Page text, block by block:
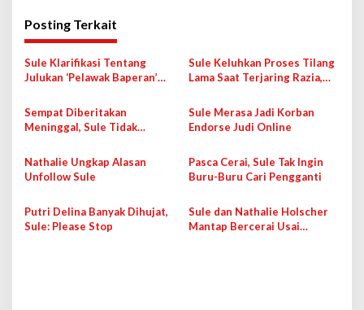
i
g
a
s
i
p
o
s
Posting Terkait
Sule Klarifikasi Tentang
Julukan ‘Pelawak Baperan’
Citranya
Sule Keluhkan Proses Tilang
Lama Saat Terjaring Razia,
Prosedur
Sempat Diberitakan
Meninggal, Sule Tidak
Penyebar Hoaks
Sule Merasa Jadi Korban
Endorse Judi Online
Nathalie Ungkap Alasan
Unfollow Sule
Pasca Cerai, Sule Tak Ingin
Buru-Buru Cari Pengganti
Putri Delina Banyak Dihujat,
Sule: Please Stop
Sule dan Nathalie Holscher
Mantap Bercerai Usai